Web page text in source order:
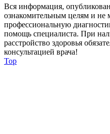
Вся информация,
ознакомительным целям и не
профессиональную
помощь специалиста. При
расстройство здоровья
консультацией врача!
Top